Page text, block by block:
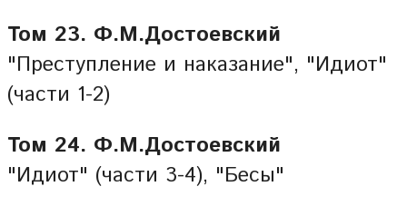
Том 23. Ф.М.Достоевский
"Преступление и наказание", "Идиот"
(части 1-2)
Том 24. Ф.М.Достоевский
"Идиот" (части 3-4), "Бесы"